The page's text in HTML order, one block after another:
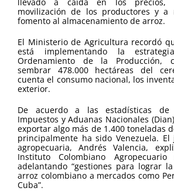
movilización de los productores y a
fomento al almacenamiento de arroz.
El Ministerio de Agricultura recordó
está implementando la
Ordenamiento de la Producción,
sembrar 478.000 hectáreas del
cuenta el consumo nacional, los
exterior.
De acuerdo a las estadísticas
Impuestos y Aduanas Nacionales
exportar algo más de 1.400 toneladas
principalmente ha sido Venezuela.
agropecuaria, Andrés Valencia,
Instituto Colombiano
adelantando “gestiones para lograr
arroz colombiano a mercados como
Cuba”.